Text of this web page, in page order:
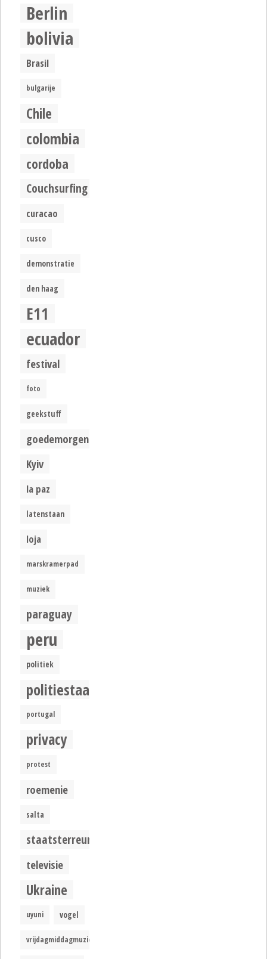
Berlin
bolivia
Brasil
bulgarije
Chile
colombia
cordoba
Couchsurfing
curacao
cusco
demonstratie
den haag
E11
ecuador
festival
foto
geekstuff
goedemorgen
Kyiv
la paz
latenstaan
loja
marskramerpad
muziek
paraguay
peru
politiek
politiestaat
portugal
privacy
protest
roemenie
salta
staatsterreur
televisie
Ukraine
uyuni vogel
vrijdagmiddagmuziek